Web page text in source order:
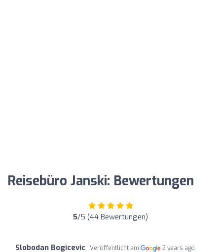
Reisebüro Janski: Bewertungen
5/5 (44 Bewertungen)
Slobodan Bogicevic Veröffentlicht am 2 years ago